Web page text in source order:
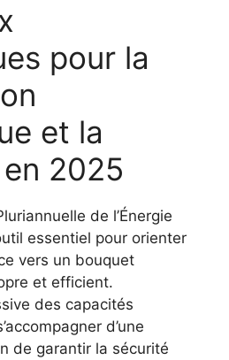
pour la
et la
2025
de l’Énergie
essentiel pour orienter
vers un bouquet
et efficient.
des capacités
d’une
de garantir la sécurité